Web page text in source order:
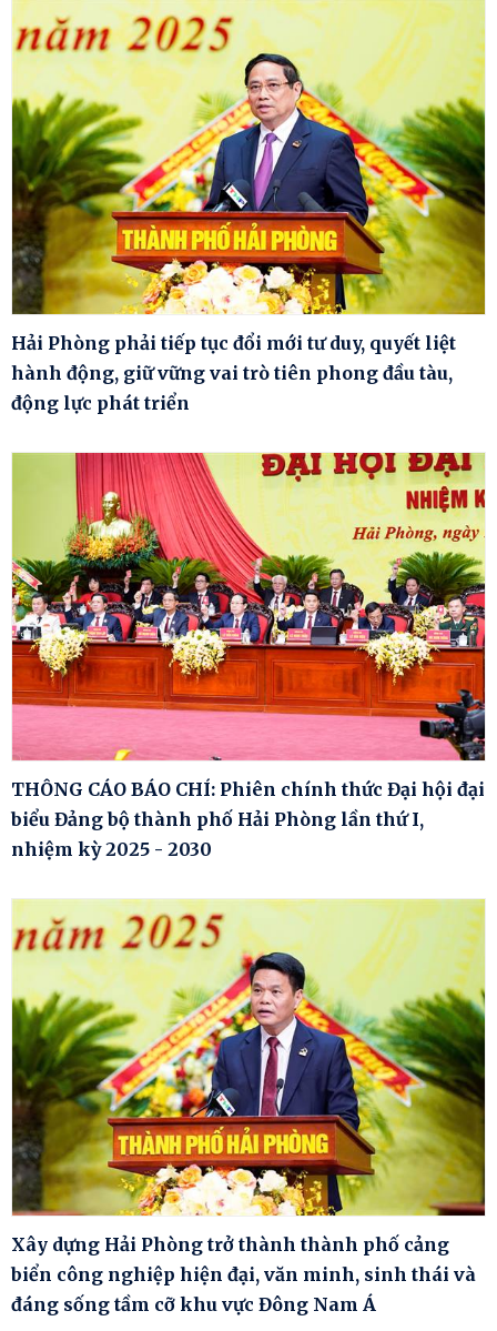
Hải Phòng phải tiếp tục đổi mới tư duy, quyết liệt
hành động, giữ vững vai trò tiên phong đầu tàu,
động lực phát triển
THÔNG CÁO BÁO CHÍ: Phiên chính thức Đại hội đại
biểu Đảng bộ thành phố Hải Phòng lần thứ I,
nhiệm kỳ 2025 - 2030
Xây dựng Hải Phòng trở thành thành phố cảng
biển công nghiệp hiện đại, văn minh, sinh thái và
đáng sống tầm cỡ khu vực Đông Nam Á